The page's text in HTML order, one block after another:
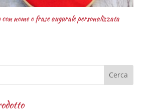
con nome o frase augurale personalizzata